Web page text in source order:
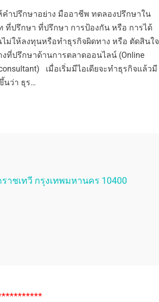
ำปรึกษาอย่าง มืออาชีพ ทดลองปรึกษาใน
ที่ปรึกษา ที่ปรึกษา การป้องกัน หรือ การได้
ม่ให้ลงทุนหรือทำธุรกิจผิดทาง หรือ ตัดสินใจ
งที่ปรึกษาด้านการตลาดออนไลน์ (Online
เมื่อเริ่มมีไอเดียจะทำธุรกิจแล้วมี
นว่า ธุร…
าชเทวี กรุงเทพมหานคร 10400